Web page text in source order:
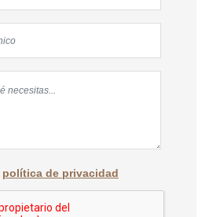
política de privacidad